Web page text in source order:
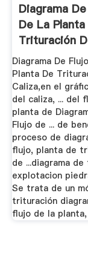
Diagrama
De La
Trituración
Caliza
Diagrama De
Planta De
Caliza,en el
del caliza, ... del
planta de
Flujo de ... de
proceso de
flujo, planta de
de ...diagrama de
explotacion
Se trata de un
trituración
flujo de la planta,